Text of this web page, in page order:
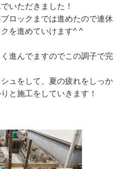
いただきました！
ロックまでは進めたので連休
を進めていけます^ ^
進んでますのでこの調子で完
ュをして、夏の疲れをしっか
と施工をしていきます！